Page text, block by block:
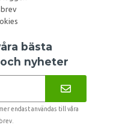
bästa
nyheter
endast användas till våra